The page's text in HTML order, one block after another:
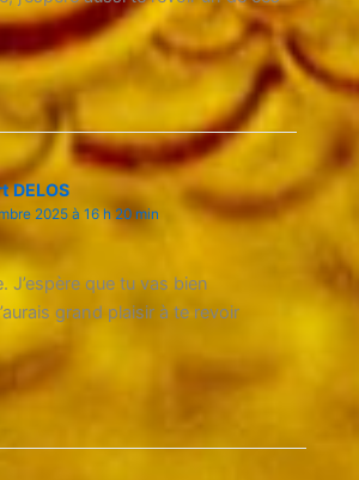
DELOS
2025 à 16 h 20 min
J’espère que tu vas bien
grand plaisir à te revoir